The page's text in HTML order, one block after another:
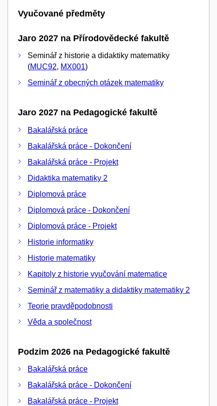
Vyučované předměty
Jaro 2027 na Přírodovědecké fakultě
Seminář z historie a didaktiky matematiky
(MUC92, MX001)
Seminář z obecných otázek matematiky
Jaro 2027 na Pedagogické fakultě
Bakalářská práce
Bakalářská práce - Dokončení
Bakalářská práce - Projekt
Didaktika matematiky 2
Diplomová práce
Diplomová práce - Dokončení
Diplomová práce - Projekt
Historie informatiky
Historie matematiky
Kapitoly z historie vyučování matematice
Seminář z matematiky a didaktiky matematiky 2
Teorie pravděpodobnosti
Věda a společnost
Podzim 2026 na Pedagogické fakultě
Bakalářská práce
Bakalářská práce - Dokončení
Bakalářská práce - Projekt